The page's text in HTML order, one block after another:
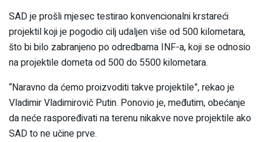
SAD je prošli mjesec testirao konvencionalni krstareći
projektil koji je pogodio cilj udaljen više od 500 kilometara,
što bi bilo zabranjeno po odredbama INF-a, koji se odnosio
na projektile dometa od 500 do 5500 kilometara.
“Naravno da ćemo proizvoditi takve projektile”, rekao je
Vladimir Vladimirovič Putin. Ponovio je, međutim, obećanje
da neće raspoređivati na terenu nikakve nove projektile ako
SAD to ne učine prve.